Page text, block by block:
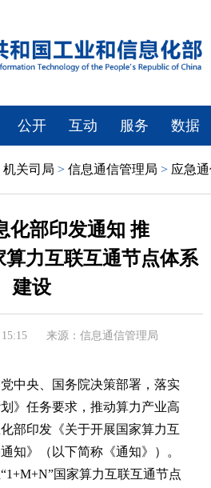
公开 互动 服务 数据
机关司局 > 信息通信管理局 > 应急
化部印发通知 推
算力互联互通节点体系
建设
来源：信息通信管理局
中央、国务院决策部署，落实
》任务要求，推动算力产业高
部印发《关于开展国家算力互
知》（以下简称《通知》）。
国家算力互联互通节点